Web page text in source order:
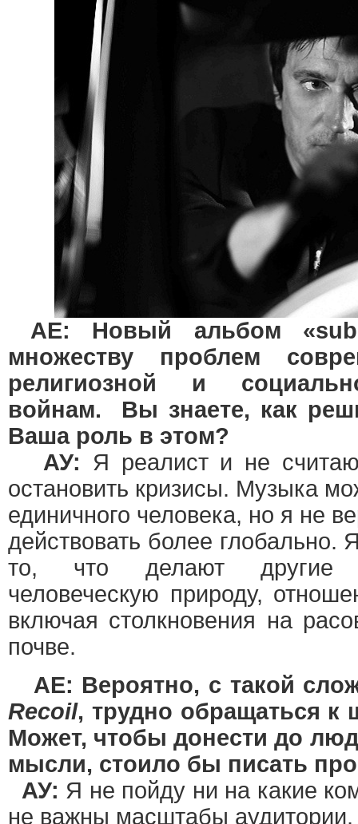
AE: Новый альбом
множеству проблем
религиозной и
войнам. Вы знаете, как
Ваша роль в этом?
АУ:
Я реалист и не
остановить кризисы. Музыка
единичного человека, но я не
действовать более
то, что делают другие
человеческую природу,
включая столкновения на
почве.
AE: Вероятно, с такой
Recoil, трудно обращаться к
Может, чтобы донести до
мысли, стоило бы писать
АУ: Я не пойду ни на какие
не важны масштабы